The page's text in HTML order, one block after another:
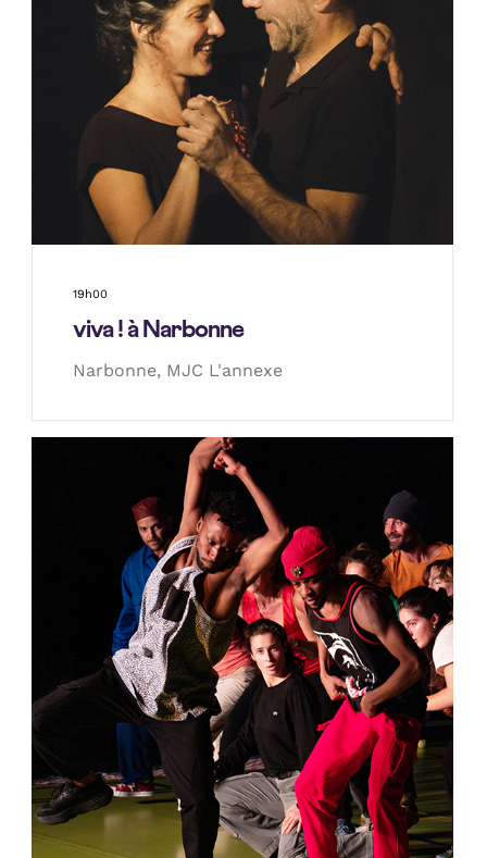
19h00
viva ! à Narbonne
Narbonne, MJC L'annexe